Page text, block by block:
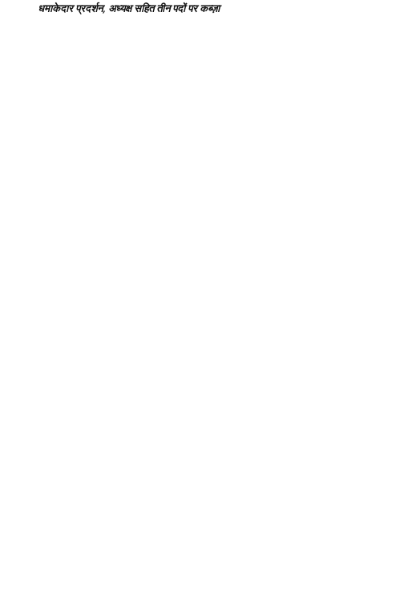
धमाकेदार प्रदर्शन, अध्यक्ष सहित तीन पदों पर कब्ज़ा